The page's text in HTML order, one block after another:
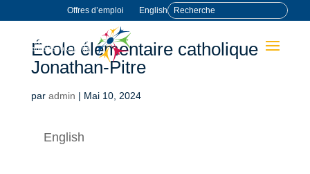
Offres d’emploi English
École élémentaire catholique
Jonathan-Pitre
par admin | Mai 10, 2024
English